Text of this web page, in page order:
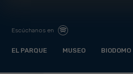
Escúchanos en
EL PARQUE MUSEO BIODOMO